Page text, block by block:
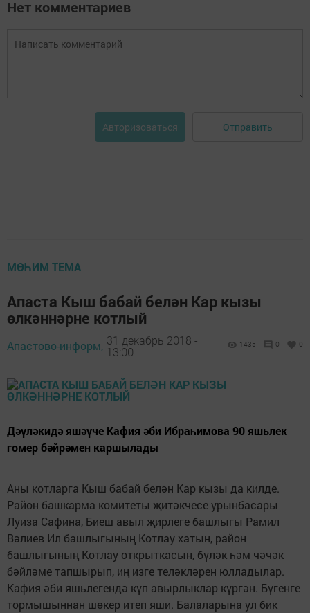
Нет комментариев
Авторизоваться Отправить
МӨҺИМ ТЕМА
Апаста Кыш бабай белән Кар кызы
өлкәннәрне котлый
Апастово-информ, 31 декабрь 2018 -
13:00
1435 0 0
Дәүләкидә яшәүче Кафия әби Ибраһимова 90 яшьлек
гомер бәйрәмен каршылады
Аны котларга Кыш бабай белән Кар кызы да килде.
Район башкарма комитеты җитәкчесе урынбасары
Луиза Сафина, Биеш авыл җирлеге башлыгы Рамил
Вәлиев Ил башлыгының Котлау хатын, район
башлыгының Котлау открыткасын, бүләк һәм чәчәк
бәйләме тапшырып, иң изге теләкләрен юлладылар.
Кафия әби яшьлегендә күп авырлыклар күргән. Бүгенге
тормышыннан шөкер итеп яши. Балаларына ул бик